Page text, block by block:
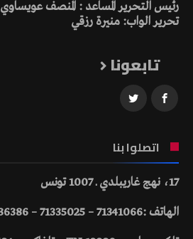
رئيس التحرير المساعد : المنصف عويساوي
تحرير الواب: منيرة رزقي
تابعونا
اتصلوا بنا
17، نهج غاريبلدي ـ 1007 تونس
الهاتف :71341066 – 71335025 – 71336386